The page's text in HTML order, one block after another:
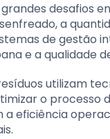
desafios
a
de
e a qualidade
utilizam
o processo
a eficiência